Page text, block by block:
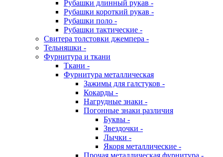
Рубашки длинный рукав -
Рубашки короткий рукав -
Рубашки поло -
Рубашки тактические -
Свитера толстовки джемпера -
Тельняшки -
Фурнитура и ткани
Ткани -
Фурнитура металлическая
Зажимы для галстуков -
Кокарды -
Нагрудные знаки -
Погонные знаки различия
Буквы -
Звездочки -
Лычки -
Якоря металлические -
Прочая металлическая фурнитура -